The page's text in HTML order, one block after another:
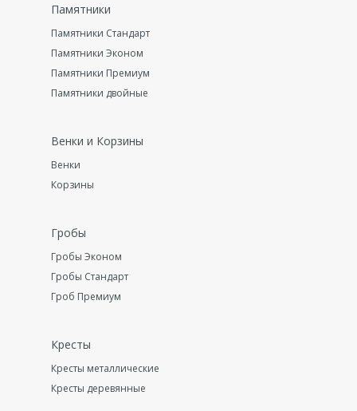
Памятники
Памятники Стандарт
Памятники Эконом
Памятники Премиум
Памятники двойные
Венки и Корзины
Венки
Корзины
Гробы
Гробы Эконом
Гробы Стандарт
Гроб Премиум
Кресты
Кресты металлические
Кресты деревянные